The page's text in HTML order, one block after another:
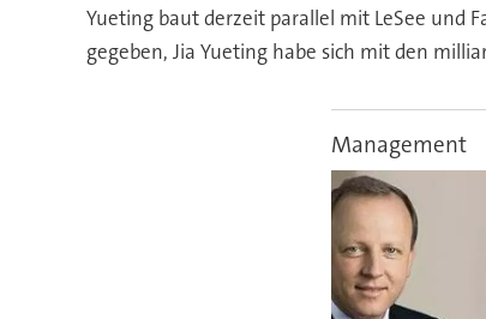
Yueting baut derzeit parallel mit LeSee und
gegeben, Jia Yueting habe sich mit den
Management